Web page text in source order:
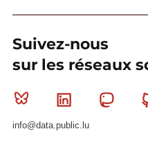
Suivez-nous
sur les réseaux
Bluesky Linkedin
info@data.public.lu